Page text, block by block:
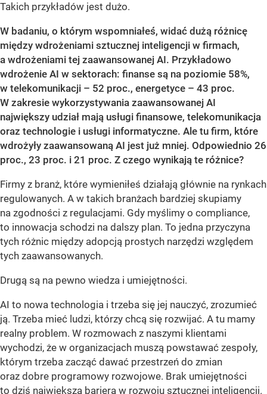
Takich przykładów jest dużo.
W badaniu, o którym wspomniałeś, widać dużą różnicę
między wdrożeniami sztucznej inteligencji w firmach,
a wdrożeniami tej zaawansowanej AI. Przykładowo
wdrożenie AI w sektorach: finanse są na poziomie 58%,
w telekomunikacji – 52 proc., energetyce – 43 proc.
W zakresie wykorzystywania zaawansowanej AI
największy udział mają usługi finansowe, telekomunikacja
oraz technologie i usługi informatyczne. Ale tu firm, które
wdrożyły zaawansowaną AI jest już mniej. Odpowiednio 26
proc., 23 proc. i 21 proc. Z czego wynikają te różnice?
Firmy z branż, które wymieniłeś działają głównie na rynkach
regulowanych. A w takich branżach bardziej skupiamy
na zgodności z regulacjami. Gdy myślimy o compliance,
to innowacja schodzi na dalszy plan. To jedna przyczyna
tych różnic między adopcją prostych narzędzi względem
tych zaawansowanych.
Drugą są na pewno wiedza i umiejętności.
AI to nowa technologia i trzeba się jej nauczyć, zrozumieć
ją. Trzeba mieć ludzi, którzy chcą się rozwijać. A tu mamy
realny problem. W rozmowach z naszymi klientami
wychodzi, że w organizacjach muszą powstawać zespoły,
którym trzeba zacząć dawać przestrzeń do zmian
oraz dobre programowy rozwojowe. Brak umiejętności
to dziś największa bariera w rozwoju sztucznej inteligencji.